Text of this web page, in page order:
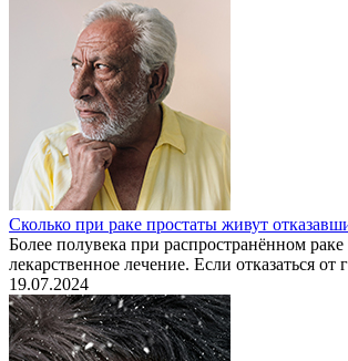
Сколько при раке простаты живут
Более полувека при распространённом
лекарственное лечение. Если отказаться
19.07.2024